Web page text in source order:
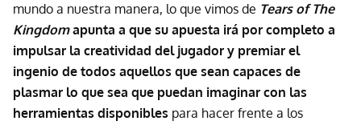
mundo a nuestra manera, lo que vimos de Tears of The
Kingdomapunta a que su apuesta irá por completo a
impulsar la creatividad del jugador y premiar el
ingenio de todos aquellos que sean capaces de
plasmar lo que sea que puedan imaginar con las
herramientas disponibles para hacer frente a los